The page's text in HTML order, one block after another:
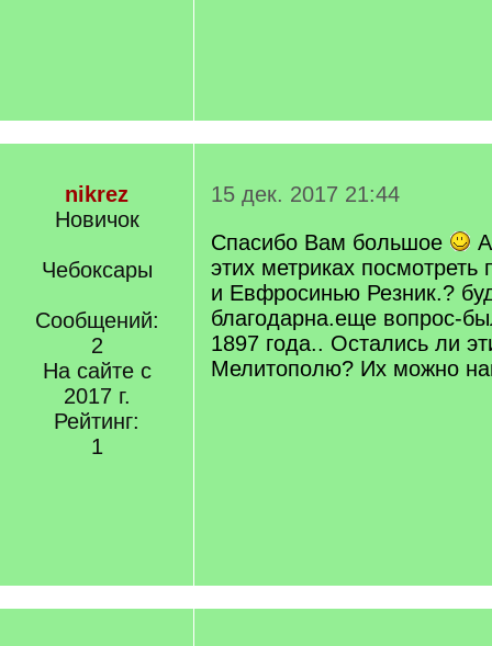
nikrez
Новичок
Чебоксары
Сообщений:
2
На сайте с
2017 г.
Рейтинг:
1
15 дек. 2017 21:44
Спасибо Вам большое
этих метриках посмотреть
и Евфросинью Резник.?
благодарна.еще вопрос-
1897 года.. Остались ли
Мелитополю? Их можно